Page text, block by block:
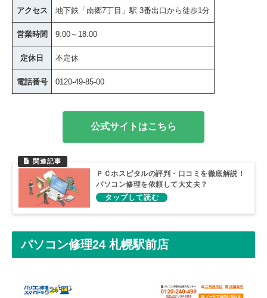
アクセス 地下鉄「南郷7丁目」駅 3番出口から徒歩1分
営業時間 9:00～18:00
定休日 不定休
電話番号 0120-49-85-00
公式サイトはこちら
ＰＣホスピタルの評判・口コミを徹底解説！
パソコン修理を依頼して大丈夫？
パソコン修理24 札幌駅前店